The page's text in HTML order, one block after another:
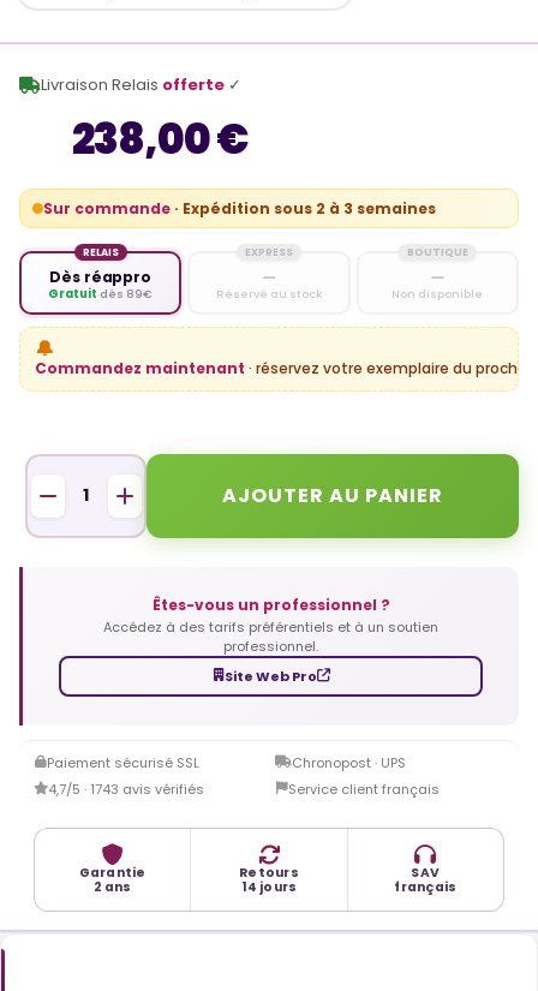
238,00 €
Sur commande · Expédition sous 2 à 3 semaines
RELAIS
Dès réappro
Gratuit dès 89€
EXPRESS
—
Réservé au stock
BOUTIQUE
—
Non disponible
🔔
Commandez maintenant · réservez votre exemplaire du
Livraison Relais offerte ✓
AJOUTER AU PANIER
Êtes-vous un professionnel ?
Accédez à des tarifs préférentiels et à un soutien
professionnel.
Site Web Pro
Paiement sécurisé SSL
Chronopost · UPS
4,7/5 · 1743 avis vérifiés
Service client français
Garantie
2 ans
Retours
14 jours
SAV
français